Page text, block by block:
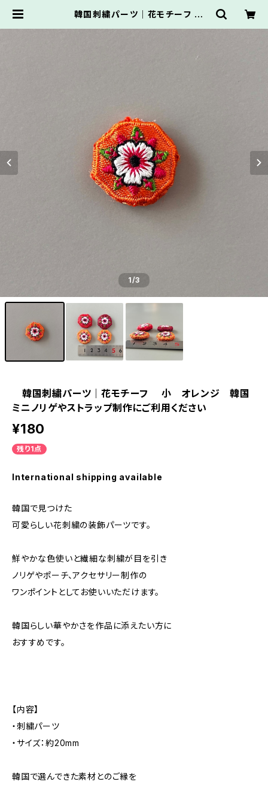
韓国刺繍パーツ｜花モチーフ
1/3
韓国刺繍パーツ｜花モチーフ 小 オレンジ 韓国
ミニノリゲやストラップ制作にご利用ください
¥180
残り1点
International shipping available
韓国で見つけた
可愛らしい花刺繍の装飾パーツです。
鮮やかな色使いと繊細な刺繍が目を引き
ノリゲやポーチ、アクセサリー制作の
ワンポイントとしてお使いいただけます。
韓国らしい華やかさを作品に添えたい方に
おすすめです。
【内容】
・刺繍パーツ
・サイズ：約20mm
韓国で選んできた素材とのご縁を